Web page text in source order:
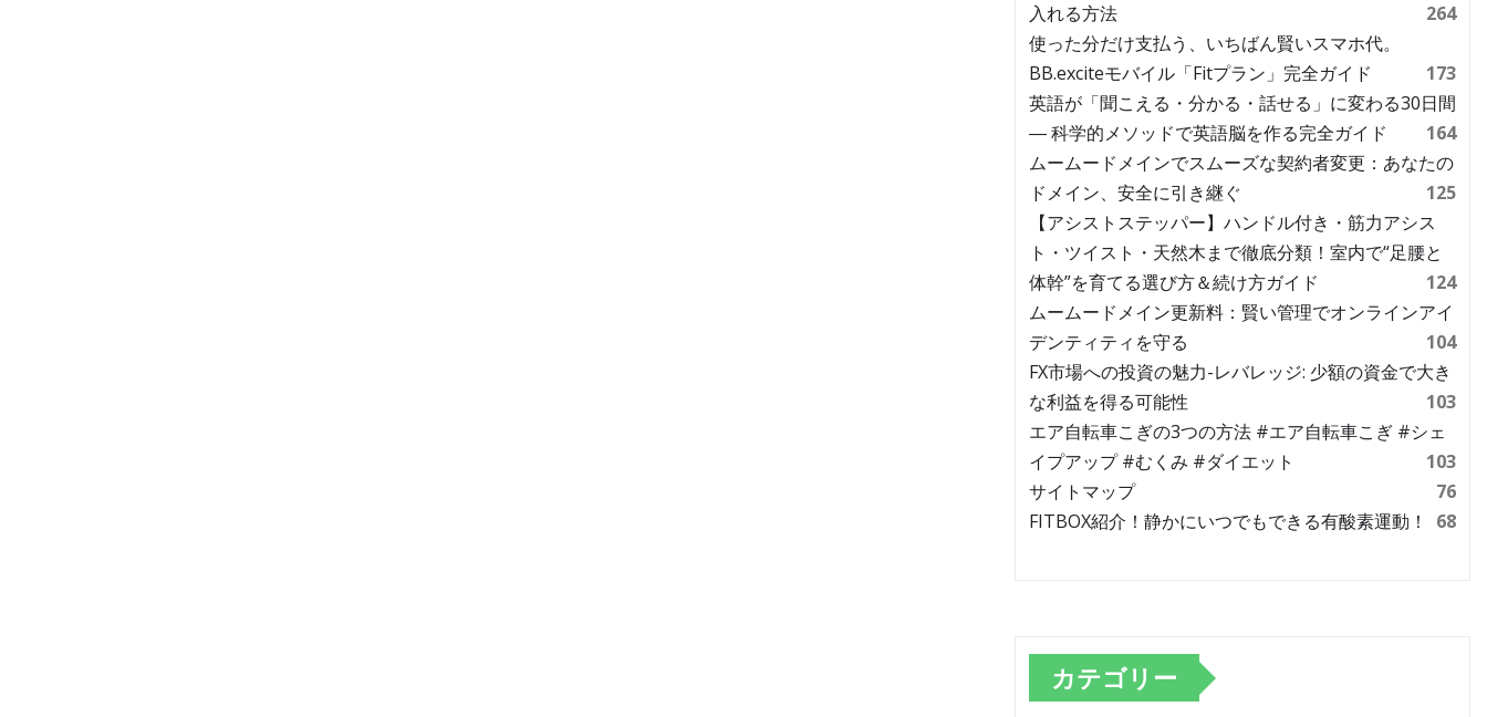
入れる方法
264
使った分だけ支払う、いちばん賢いスマホ代。
BB.exciteモバイル「Fitプラン」完全ガイド
173
英語が「聞こえる・分かる・話せる」に変わる30日間
― 科学的メソッドで英語脳を作る完全ガイド
164
ムームードメインでスムーズな契約者変更：あなたの
ドメイン、安全に引き継ぐ
125
【アシストステッパー】ハンドル付き・筋力アシス
ト・ツイスト・天然木まで徹底分類！室内で“足腰と
体幹”を育てる選び方＆続け方ガイド
124
ムームードメイン更新料：賢い管理でオンラインアイ
デンティティを守る
104
FX市場への投資の魅力-レバレッジ: 少額の資金で大き
な利益を得る可能性
103
エア自転車こぎの3つの方法 #エア自転車こぎ #シェ
イプアップ #むくみ #ダイエット
103
サイトマップ
76
FITBOX紹介！静かにいつでもできる有酸素運動！
68
カテゴリー